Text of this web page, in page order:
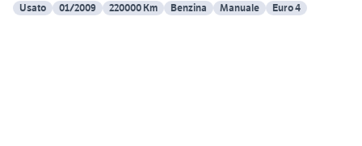
Usato
01/2009 220000 Km Benzina Manuale Euro 4